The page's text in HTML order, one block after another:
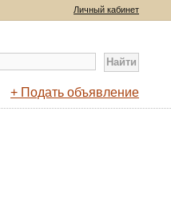
Личный кабинет
+ Подать объявление